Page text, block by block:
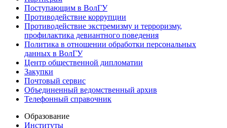
Поступающим в ВолГУ
Противодействие коррупции
Противодействие экстремизму и терроризму,
профилактика девиантного поведения
Политика в отношении обработки персональных
данных в ВолГУ
Центр общественной дипломатии
Закупки
Почтовый сервис
Объединенный ведомственный архив
Телефонный справочник
Образование
Институты